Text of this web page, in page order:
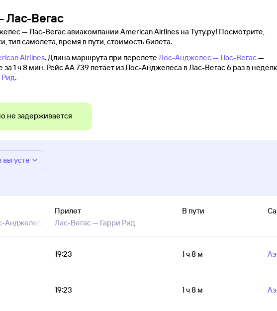
Лас-Вегас
— Лас-Вегас авиакомпании American Airlines на Туту.ру! Посмотрите,
тип самолета, время в пути, стоимость билета.
Airlines. Длина маршрута при перелете Лос-Анджелес — Лас-Вегас—
1 ч 8 мин. Рейс AA 739 летает из Лос-Анджелеса в Лас-Вегас 6 раз в
Рид.
не задерживается
августе
Анджелес
Прилет
Лас-Вегас — Гарри Рид
В пути
19:23 1 ч 8 м
19:23 1 ч 8 м